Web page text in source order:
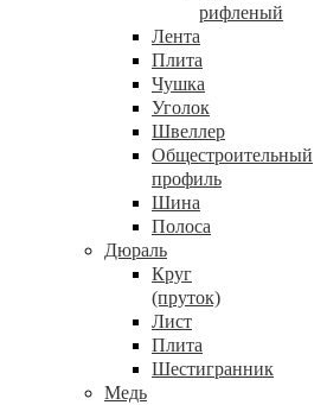
рифленый
Лента
Плита
Чушка
Уголок
Швеллер
Общестроительный
профиль
Шина
Полоса
Дюраль
Круг
(пруток)
Лист
Плита
Шестигранник
Медь